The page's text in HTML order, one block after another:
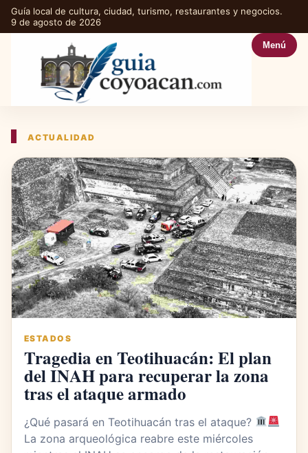
Guía local de cultura, ciudad, turismo, restaurantes y negocios.
9 de agosto de 2026
Menú
ACTUALIDAD
ESTADOS
Tragedia en Teotihuacán: El plan
del INAH para recuperar la zona
tras el ataque armado
¿Qué pasará en Teotihuacán tras el ataque?
La zona arqueológica reabre este miércoles